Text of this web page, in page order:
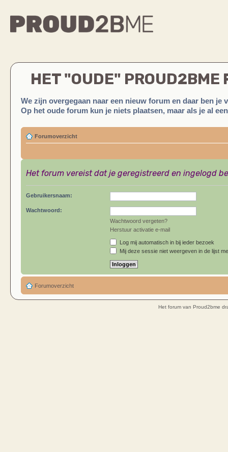
HET "OUDE" PROUD2BME
We zijn overgegaan naar een nieuw forum en daar ben je
Op het oude forum kun je niets plaatsen, maar als je al
Forumoverzicht
Het forum vereist dat je geregistreerd en ingelogd
Gebruikersnaam:
Wachtwoord:
Wachtwoord vergeten?
Herstuur activatie e-mail
Log mij automatisch in bij ieder bezoek
Mij deze sessie niet weergeven in de lijst
Forumoverzicht
Het forum van Proud2bme